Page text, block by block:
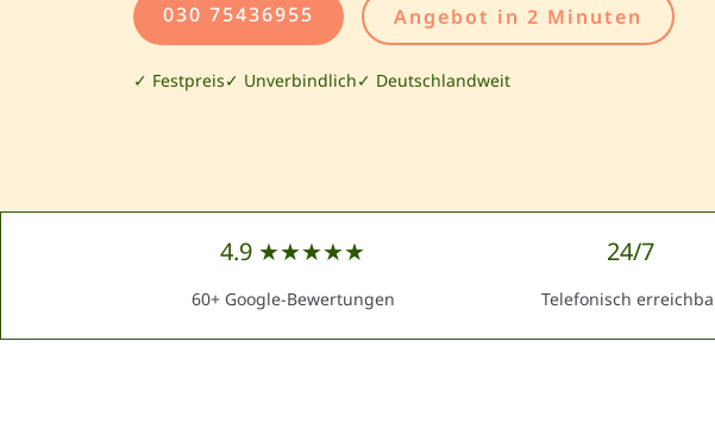
030 75436955 Angebot in 2 Minuten
✓ Festpreis✓ Unverbindlich✓ Deutschlandweit
4.9 ★★★★★
60+ Google-Bewertungen
24/7
Telefonisch